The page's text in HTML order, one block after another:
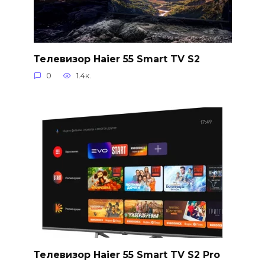
Телевизор Haier 55 Smart TV S2
0 1.4к.
Телевизор Haier 55 Smart TV S2 Pro